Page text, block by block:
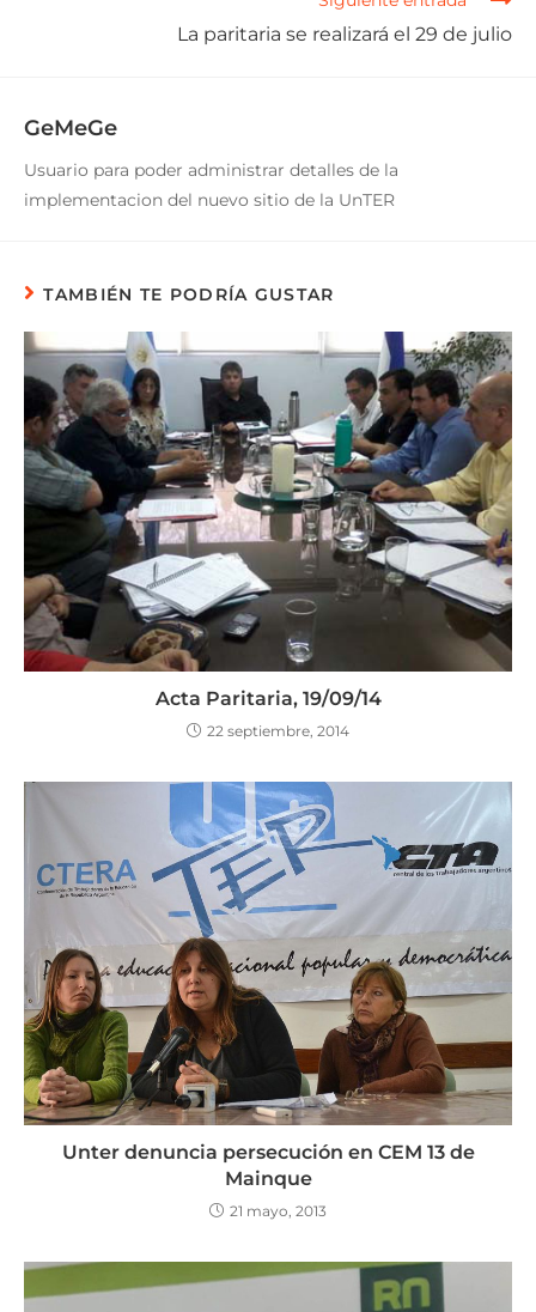
La paritaria se realizará el 29 de julio
GeMeGe
Usuario para poder administrar detalles de la
implementacion del nuevo sitio de la UnTER
TAMBIÉN TE PODRÍA GUSTAR
Acta Paritaria, 19/09/14
22 septiembre, 2014
Unter denuncia persecución en CEM 13 de
Mainque
21 mayo, 2013